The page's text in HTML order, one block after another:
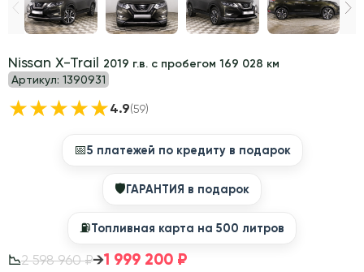
Nissan X-Trail 2019 г.в. с пробегом 169 028 км
Артикул: 1390931
★★★★★4.9(59)
📅5 платежей по кредиту в подарок
🛡ГАРАНТИЯ в подарок
⛽️Топливная карта на 500 литров
📉2 598 960 ₽→1 999 200 ₽